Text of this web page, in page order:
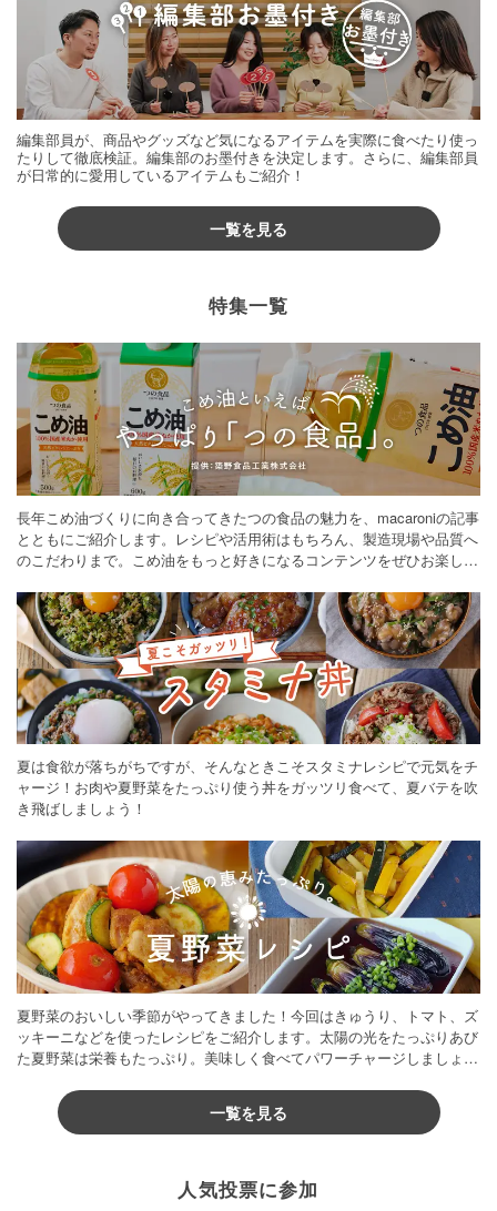
編集部員が、商品やグッズなど気になるアイテムを実際に食べたり使っ
たりして徹底検証。編集部のお墨付きを決定します。さらに、編集部員
が日常的に愛用しているアイテムもご紹介！
一覧を見る
特集一覧
長年こめ油づくりに向き合ってきたつの食品の魅力を、macaroniの記事
とともにご紹介します。レシピや活用術はもちろん、製造現場や品質へ
のこだわりまで。こめ油をもっと好きになるコンテンツをぜひお楽しみ
夏は食欲が落ちがちですが、そんなときこそスタミナレシピで元気をチ
ャージ！お肉や夏野菜をたっぷり使う丼をガッツリ食べて、夏バテを吹
き飛ばしましょう！
夏野菜のおいしい季節がやってきました！今回はきゅうり、トマト、ズ
ッキーニなどを使ったレシピをご紹介します。太陽の光をたっぷりあび
た夏野菜は栄養もたっぷり。美味しく食べてパワーチャージしましょう
一覧を見る
人気投票に参加